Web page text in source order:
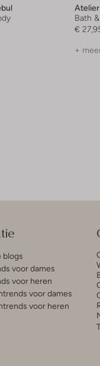
Bath
€
+
blogs
voor dames
voor heren
voor dames
voor heren